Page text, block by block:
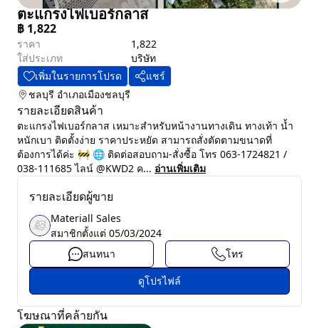
ตะแกรงไฟเบอร์กลาส
฿ 1,822
ราคา
1,822
ใส่ประเภท
บริษัท
เพิ่มในรายการโปรด
แชร์
ชลบุรี อำเภอเมืองชลบุรี
รายละเอียดสินค้า
ตะแกรงไฟเบอร์กลาส เหมาะสำหรับหน้างานทางเดิน ทางเท้า น้ำ
หนักเบา ติดตั้งง่าย ราคาประหยัด สามารถสั่งตัดตามขนาดที่
ต้องการได้ค่ะ 🚧 🌐 ติดต่อสอบถาม-สั่งซื้อ โทร 063-1724821 /
038-111685 ไลน์ @KWD2 ค... อ่านเพิ่มเติม
รายละเอียดผู้ขาย
Materiall Sales
สมาชิกตั้งแต่ 05/03/2024
สนทนา
โทร
ดูโปรไฟล์
โฆษณาที่คล้ายกัน